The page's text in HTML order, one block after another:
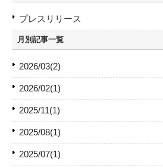
プレスリリース
月別記事一覧
2026/03(2)
2026/02(1)
2025/11(1)
2025/08(1)
2025/07(1)